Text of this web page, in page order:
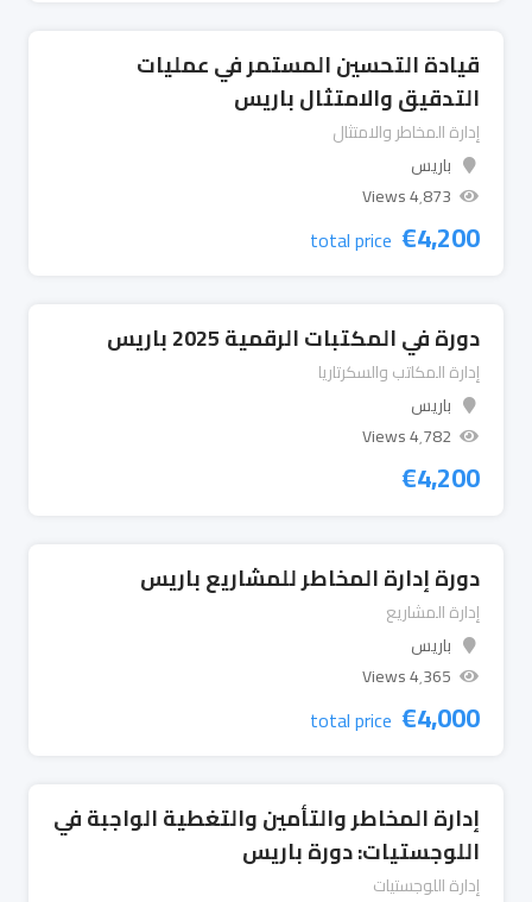
قيادة التحسين المستمر في عمليات
التدقيق والامتثال باريس
إدارة المخاطر والامتثال
باريس
4٬873 Views
€4,200
total price
دورة في المكتبات الرقمية 2025 باريس
إدارة المكاتب والسكرتاريا
باريس
4٬782 Views
€4,200
دورة إدارة المخاطر للمشاريع باريس
إدارة المشاريع
باريس
4٬365 Views
€4,000
total price
إدارة المخاطر والتأمين والتغطية الواجبة في
اللوجستيات: دورة باريس
إدارة اللوجستيات